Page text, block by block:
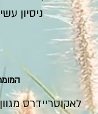
ניסיון
לאקוטריידרס